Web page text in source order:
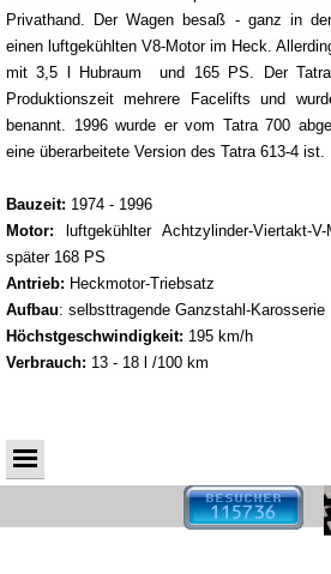
Privathand. Der Wagen besaß - ganz in
einen luftgekühlten V8-Motor im Heck.
mit 3,5 l Hubraum und 165 PS. Der Tatra
Produktionszeit mehrere Facelifts und
benannt. 1996 wurde er vom Tatra 700
eine überarbeitete Version des Tatra 613-4 ist.
Bauzeit: 1974 - 1996
Motor:
luftgekühlter Achtzylinder-Viertakt-
später 168 PS
Antrieb: Heckmotor-Triebsatz
Aufbau: selbsttragende Ganzstahl-Karosserie
Höchstgeschwindigkeit: 195 km/h
Verbrauch: 13 - 18 l /100 km